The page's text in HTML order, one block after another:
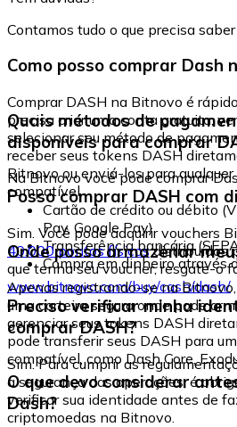
Contamos tudo o que precisa saber
Como posso comprar Dash
Comprar DASH na Bitnovo é
precisa criar uma conta gratuita,
selecionar seu método de
receber seus tokens DASH
Bitnovo ou enviá-los para
compatível.
Quais métodos de
disponíveis para comprar
Na Bitnovo você pode comprar
Cartão de crédito ou débito
Pay, Google Pay)
Transferência bancária
Compra em dinheiro através
Posso comprar DASH com
Sim. Você pode adquirir vouchers
40.000 pontos físicosdistribuídos
que tenha seu voucher, resgate-o
www.bitnovo.com/buy/cash/dash/
Onde posso armazenar
Apenas registrando-se na
uma carteira segura onde pode
gerenciar seus tokens DASH
pode transferir seus DASH para
compatível, como Dash Core,
Preciso verificar minha
comprar DASH?
Sim. Para cumprir as
a segurança das operações, é
verificar sua identidade antes de
criptomoedas na Bitnovo.
O que devo considerar
Dash?